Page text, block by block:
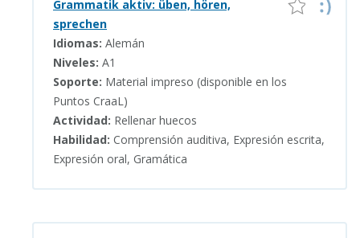
Grammatik aktiv: üben, hören,
sprechen
Idiomas: Alemán
Niveles: A1
Soporte: Material impreso (disponible en los
Puntos CraaL)
Actividad: Rellenar huecos
Habilidad: Comprensión auditiva, Expresión escrita,
Expresión oral, Gramática